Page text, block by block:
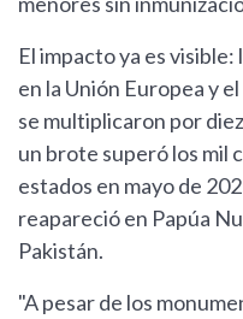
El impacto ya es
en la Unión Europea y
se multiplicaron por
un brote superó los mil
estados en mayo de
reapareció en Papúa
Pakistán.
"A pesar de los